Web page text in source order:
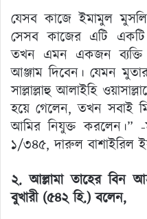
যেসব কাজে ইমামুল
সেসব কাজের এটি একটি
তখন এমন একজন ব্যক্তি
আঞ্জাম দিবেন। যেমন
সাল্লাল্লাহু আলাইহি
হয়ে গেলেন, তখন সবাই
আমির নিযুক্ত করলেন।” -
১/৩৪৫, দারুল বাশাইরিল
২. আল্লামা তাহের বিন
বুখারী (৫৪২ হি.)বলেন,